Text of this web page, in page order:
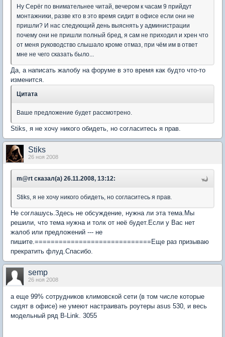
Ну Серёг по внимательнее читай, вечером к часам 9 прийдут
монтажники, разве кто в это время сидит в офисе если они не
пришли? И нас следующий день выяснять у администрации
почему они не пришли полный бред, я сам не приходил и хрен что
от меня руководство слышало кроме отмаз, при чём им в ответ
мне не чего сказать было...
Да, а написать жалобу на форуме в это время как будто что-то
изменится.
Цитата
Ваше предложение будет рассмотрено.
Stiks, я не хочу никого обидеть, но согласитесь я прав.
Stiks
26 ноя 2008
m@rt сказал(а) 26.11.2008, 13:12:
Stiks, я не хочу никого обидеть, но согласитесь я прав.
Не соглашусь.Здесь не обсуждение, нужна ли эта тема.Мы
решили, что тема нужна и толк от неё будет.Если у Вас нет
жалоб или предложений --- не
пишите.=============================Еще раз призываю
прекратить флуд.Спасибо.
semp
26 ноя 2008
а еще 99% сотрудников климовской сети (в том числе которые
сидят в офисе) не умеют настраивать роутеры asus 530, и весь
модельный ряд В-Link. 3055